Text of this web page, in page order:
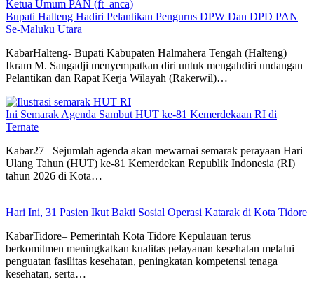
Bupati Halteng Hadiri Pelantikan Pengurus DPW Dan DPD PAN
Se-Maluku Utara
KabarHalteng- Bupati Kabupaten Halmahera Tengah (Halteng)
Ikram M. Sangadji menyempatkan diri untuk mengahdiri undangan
Pelantikan dan Rapat Kerja Wilayah (Rakerwil)…
Ini Semarak Agenda Sambut HUT ke-81 Kemerdekaan RI di
Ternate
Kabar27– Sejumlah agenda akan mewarnai semarak perayaan Hari
Ulang Tahun (HUT) ke-81 Kemerdekan Republik Indonesia (RI)
tahun 2026 di Kota…
Hari Ini, 31 Pasien Ikut Bakti Sosial Operasi Katarak di Kota Tidore
KabarTidore– Pemerintah Kota Tidore Kepulauan terus
berkomitmen meningkatkan kualitas pelayanan kesehatan melalui
penguatan fasilitas kesehatan, peningkatan kompetensi tenaga
kesehatan, serta…